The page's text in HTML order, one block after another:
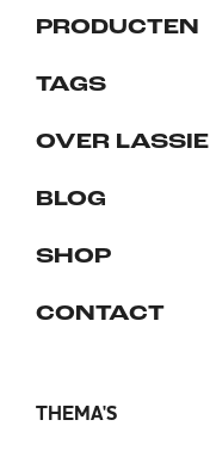
PRODUCTEN
TAGS
OVER LASSIE
BLOG
SHOP
CONTACT
THEMA'S